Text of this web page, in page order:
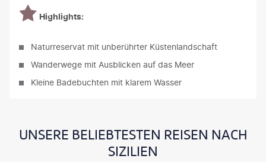
Highlights:
Naturreservat mit unberührter Küstenlandschaft
Wanderwege mit Ausblicken auf das Meer
Kleine Badebuchten mit klarem Wasser
UNSERE BELIEBTESTEN REISEN NACH
SIZILIEN